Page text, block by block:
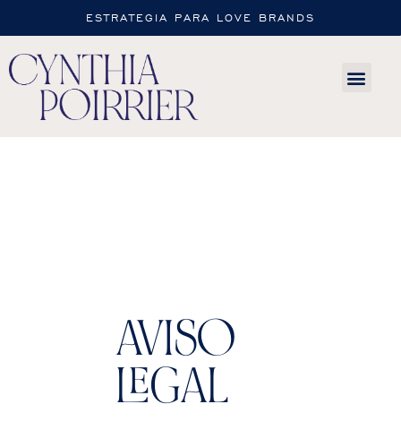
ESTRATEGIA PARA LOVE BRANDS
AVISO
LEGAL